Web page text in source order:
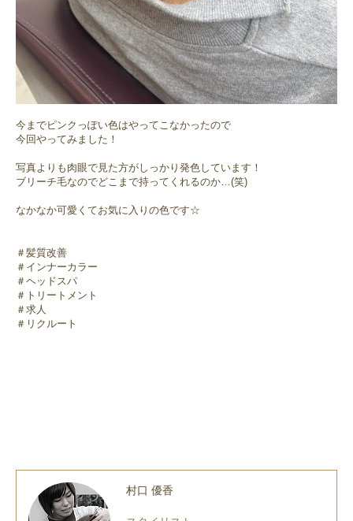
今までピンクっぽい色はやってこなかったので
今回やってみました！
写真よりも肉眼で見た方がしっかり発色しています！
ブリーチ毛なのでどこまで持ってくれるのか…(笑)
なかなか可愛くてお気に入りの色です☆
＃髪質改善
＃インナーカラー
＃ヘッドスパ
＃トリートメント
＃求人
＃リクルート
村口 優香